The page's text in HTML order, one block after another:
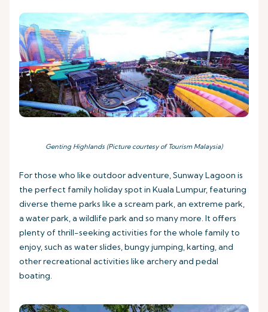
Genting Highlands (Picture courtesy of Tourism Malaysia)
For those who like outdoor adventure, Sunway Lagoon is
the perfect family holiday spot in Kuala Lumpur, featuring
diverse theme parks like a scream park, an extreme park,
a water park, a wildlife park and so many more. It offers
plenty of thrill-seeking activities for the whole family to
enjoy, such as water slides, bungy jumping, karting, and
other recreational activities like archery and pedal
boating.